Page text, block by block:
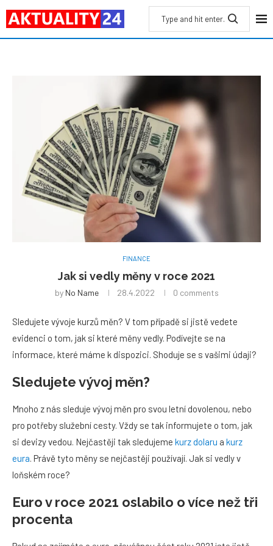
FINANCE
Jak si vedly měny v roce 2021
by No Name 28.4.2022 0 comments
Sledujete vývoje kurzů měn? V tom případě si jistě vedete
evidenci o tom, jak si které měny vedly. Podívejte se na
informace, které máme k dispozici. Shoduje se s vašimi údaji?
Sledujete vývoj měn?
Mnoho z nás sleduje vývoj měn pro svou letní dovolenou, nebo
pro potřeby služební cesty. Vždy se tak informujete o tom, jak
si devizy vedou. Nejčastěji tak sledujeme kurz dolaru a kurz
eura. Právě tyto měny se nejčastěji používají. Jak si vedly v
loňském roce?
Euro v roce 2021 oslabilo o více než tři
procenta